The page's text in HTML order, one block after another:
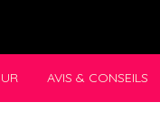
AVIS & CONSEILS